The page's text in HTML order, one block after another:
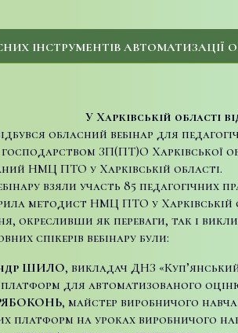
ІНСТРУМЕНТІВ АВТОМАТИЗАЦІЇ
У Харківській області
обласний вебінар для
ЗП(ПТ)О Харківської
НМЦ ПТО у Харківській області.
взяли участь 85 педагогічних
методист НМЦ ПТО у
окресливши як переваги, так і
спікерів вебінару були:
ШИЛО, викладач ДНЗ
для автоматизованого
, майстер виробничого
платформ на уроках виробничого